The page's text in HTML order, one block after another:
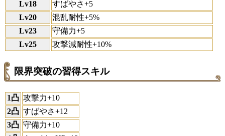
Lv18
すばやさ+5
Lv20
混乱耐性+5%
Lv23
守備力+5
Lv25
攻撃減耐性+10%
限界突破の習得スキル
1凸 攻撃力+10
2凸 すばやさ+12
3凸 守備力+10